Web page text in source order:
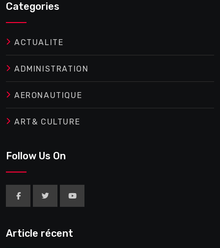
Categories
ACTUALITE
ADMINISTRATION
AERONAUTIQUE
ART& CULTURE
Follow Us On
Article récent